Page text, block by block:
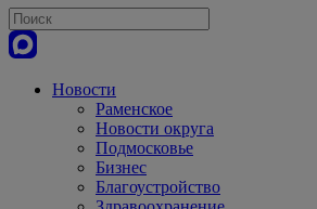
Новости
Раменское
Новости округа
Подмосковье
Бизнес
Благоустройство